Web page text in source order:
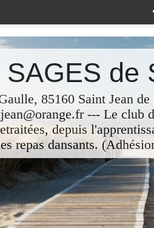
de
85160 Saint Jean
--- Le club
depuis
repas dansants.